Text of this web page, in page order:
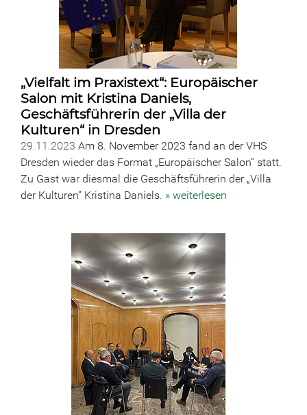
„Vielfalt im Praxistext“: Europäischer
Salon mit Kristina Daniels,
Geschäftsführerin der „Villa der
Kulturen“ in Dresden
29.11.2023 Am 8. November 2023 fand an der VHS
Dresden wieder das Format „Europäischer Salon“ statt.
Zu Gast war diesmal die Geschäftsführerin der „Villa
der Kulturen“ Kristina Daniels. » weiterlesen